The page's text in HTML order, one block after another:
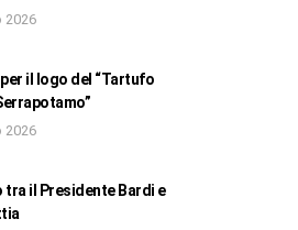
2026
il logo del “Tartufo
2026
tra il Presidente Bardi e